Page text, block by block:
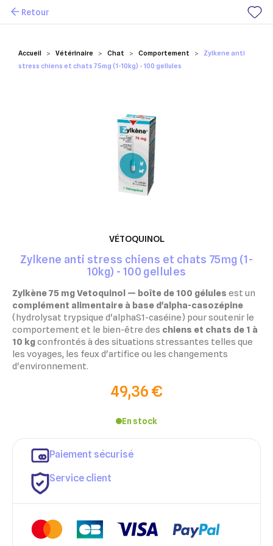
Mes favoris
Accueil Vétérinaire Chat Comportement
Zylkene anti
stress chiens et chats 75mg (1-10kg) - 100 gellules
Retour
VÉTOQUINOL
Zylkene anti stress chiens et chats 75mg (1-
10kg) - 100 gellules
Zylkène 75 mg Vetoquinol — boîte de 100 gélules est un
complément alimentaire à base d'alpha-casozépine
(hydrolysat trypsique d'alphaS1-caséine) pour soutenir le
comportement et le bien-être des chiens et chats de 1 à
10 kgconfrontés à des situations stressantes telles que
les voyages, les feux d'artifice ou les changements
d'environnement.
49,36 €
En stock
Paiement sécurisé
Service client